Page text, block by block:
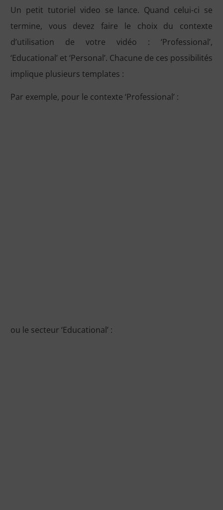
Un petit tutoriel video se lance. Quand celui-ci se
termine, vous devez faire le choix du contexte
d’utilisation de votre vidéo : ‘Professional’,
‘Educational’ et ‘Personal’. Chacune de ces possibilités
implique plusieurs templates :
Par exemple, pour le contexte ‘Professional’ :
ou le secteur ‘Educational’ :